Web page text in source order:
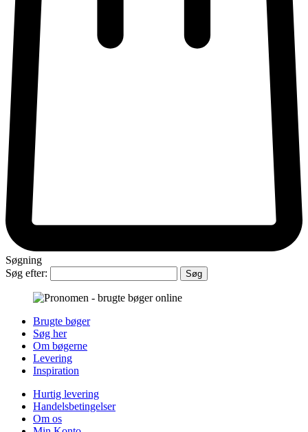
Søgning
Søg efter:
Brugte bøger
Søg her
Om bøgerne
Levering
Inspiration
Hurtig levering
Handelsbetingelser
Om os